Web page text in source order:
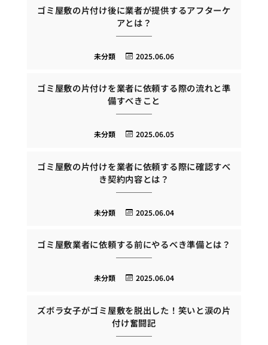
ゴミ屋敷の片付け後に業者が提供するアフターケ
アとは？
2025.06.06
未分類
ゴミ屋敷の片付けを業者に依頼する際の流れと準
備すべきこと
2025.06.05
未分類
ゴミ屋敷の片付けを業者に依頼する際に確認すべ
き契約内容とは？
2025.06.04
未分類
ゴミ屋敷業者に依頼する前にやるべき準備とは？
2025.06.04
未分類
ズボラ女子がゴミ屋敷を脱出した！笑いと涙の片
付け奮闘記